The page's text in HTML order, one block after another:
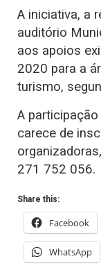
A iniciativa, a
auditório
aos apoios
2020 para a
turismo,
A
carece de
271 752 056.
Share this:
Facebook
WhatsApp